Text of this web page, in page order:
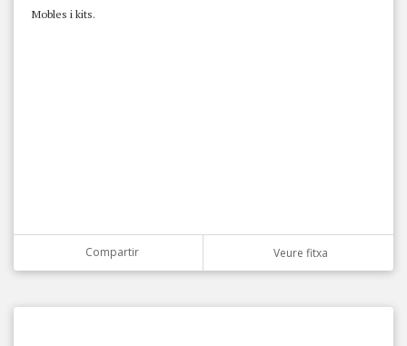
Mobles i kits.
Compartir Veure fitxa